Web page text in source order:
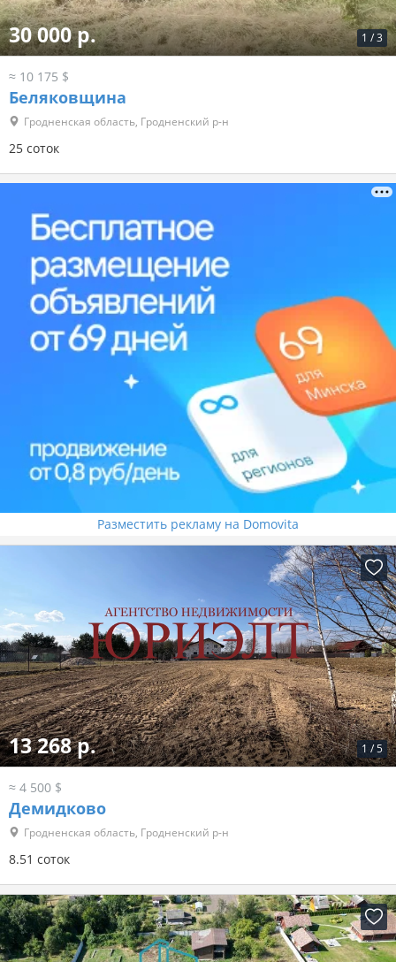
1 /3
30 000 р.
≈ 10 175 $
Беляковщина
Гродненская область, Гродненский р-н
25 соток
Разместить рекламу на Domovita
1 /5
13 268 р.
≈ 4 500 $
Демидково
Гродненская область, Гродненский р-н
8.51 соток